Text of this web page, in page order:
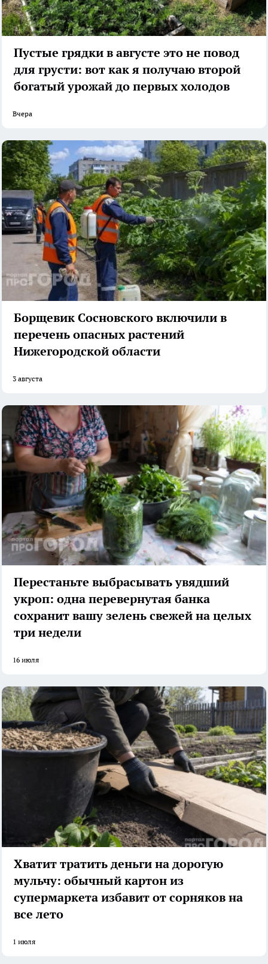
Пустые грядки в августе это не повод
для грусти: вот как я получаю второй
богатый урожай до первых холодов
Вчера
Борщевик Сосновского включили в
перечень опасных растений
Нижегородской области
3 августа
Перестаньте выбрасывать увядший
укроп: одна перевернутая банка
сохранит вашу зелень свежей на целых
три недели
16 июля
Хватит тратить деньги на дорогую
мульчу: обычный картон из
супермаркета избавит от сорняков на
все лето
1 июля